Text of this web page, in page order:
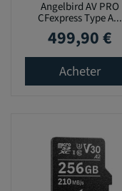
Angelbird AV PRO
CFexpress Type A...
Prix
499,90 €
Acheter